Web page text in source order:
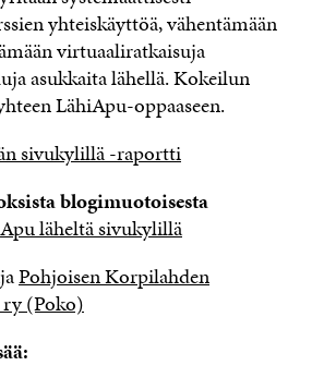
yhteiskäyttöä, vähentämään
virtuaaliratkaisuja
asukkaita lähellä. Kokeilun
LähiApu-oppaaseen.
sivukylillä -raportti
blogimuotoisesta
Apu läheltä sivukylillä
Pohjoisen Korpilahden
(Poko)